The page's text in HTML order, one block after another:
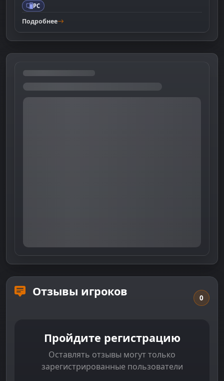
PC
Подробнее
Отзывы игроков 0
Пройдите регистрацию
Оставлять отзывы могут только
зарегистрированные пользователи